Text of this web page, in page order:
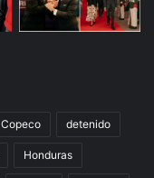
Copeco detenido
Honduras